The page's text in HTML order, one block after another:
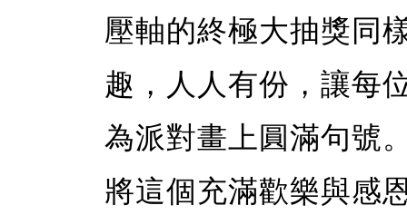
壓軸的終極大抽獎同
趣，人人有份，讓每
為派對畫上圓滿句號
將這個充滿歡樂與感